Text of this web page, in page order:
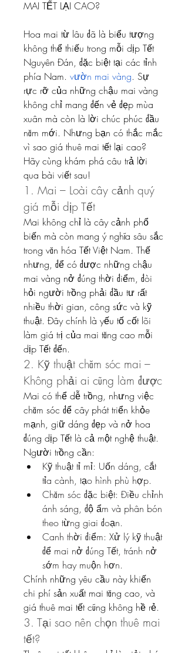
MAI TẾT LẠI CAO?
Hoa mai từ lâu đã là biểu tượng
không thể thiếu trong mỗi dịp Tết
Nguyên Đán, đặc biệt tại các tỉnh
phía Nam. vườn mai vàng. Sự
rực rỡ của những chậu mai vàng
không chỉ mang đến vẻ đẹp mùa
xuân mà còn là lời chúc phúc đầu
năm mới. Nhưng bạn có thắc mắc
vì sao giá thuê mai tết lại cao?
Hãy cùng khám phá câu trả lời
qua bài viết sau!
1. Mai – Loài cây cảnh quý
giá mỗi dịp Tết
Mai không chỉ là cây cảnh phổ
biến mà còn mang ý nghĩa sâu sắc
trong văn hóa Tết Việt Nam. Thế
nhưng, để có được những chậu
mai vàng nở đúng thời điểm, đòi
hỏi người trồng phải đầu tư rất
nhiều thời gian, công sức và kỹ
thuật. Đây chính là yếu tố cốt lõi
làm giá trị của mai tăng cao mỗi
dịp Tết đến.
2. Kỹ thuật chăm sóc mai –
Không phải ai cũng làm được
Mai có thể dễ trồng, nhưng việc
chăm sóc để cây phát triển khỏe
mạnh, giữ dáng đẹp và nở hoa
đúng dịp Tết là cả một nghệ thuật.
Người trồng cần:
Kỹ thuật tỉ mỉ: Uốn dáng, cắt
tỉa cành, tạo hình phù hợp.
Chăm sóc đặc biệt: Điều chỉnh
ánh sáng, độ ẩm và phân bón
theo từng giai đoạn.
Canh thời điểm: Xử lý kỹ thuật
để mai nở đúng Tết, tránh nở
sớm hay muộn hơn.
Chính những yêu cầu này khiến
chi phí sản xuất mai tăng cao, và
giá thuê mai tết cũng không hề rẻ.
3. Tại sao nên chọn thuê mai
tết?